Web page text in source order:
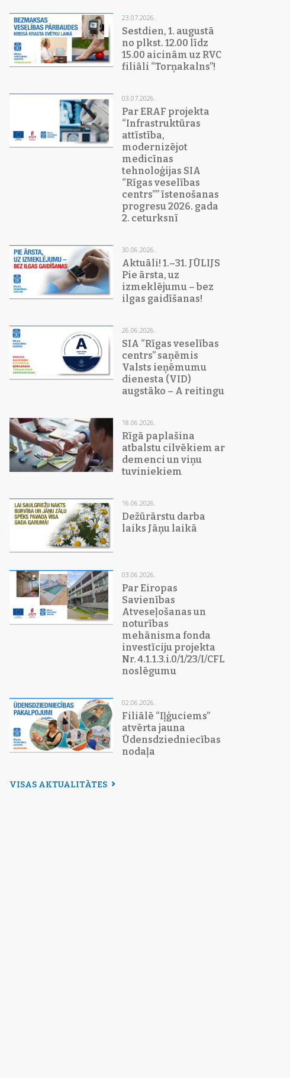
23.07.2026.
Sestdien, 1. augustā
no plkst. 12.00 līdz
15.00 aicinām uz RVC
filiāli “Torņakalns”!
03.07.2026.
Par ERAF projekta
“Infrastruktūras
attīstība,
modernizējot
medicīnas
tehnoloģijas SIA
“Rīgas veselības
centrs”” īstenošanas
progresu 2026. gada
2. ceturksnī
30.06.2026.
Aktuāli! 1.–31. JŪLIJS
Pie ārsta, uz
izmeklējumu – bez
ilgas gaidīšanas!
26.06.2026.
SIA “Rīgas veselības
centrs” saņēmis
Valsts ieņēmumu
dienesta (VID)
augstāko – A reitingu
18.06.2026.
Rīgā paplašina
atbalstu cilvēkiem ar
demenci un viņu
tuviniekiem
16.06.2026.
Dežūrārstu darba
laiks Jāņu laikā
03.06.2026.
Par Eiropas
Savienības
Atveseļošanas un
noturības
mehānisma fonda
investīciju projekta
Nr. 4.1.1.3.i.0/1/23/I/CFLA/015
noslēgumu
02.06.2026.
Filiālē “Iļģuciems”
atvērta jauna
Ūdensdziedniecības
nodaļa
VISAS AKTUALITĀTES